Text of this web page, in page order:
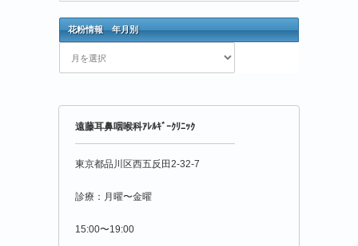
花粉情報 年月別
花
粉
遠藤耳鼻咽喉科ｱﾚﾙｷﾞｰｸﾘﾆｯｸ
東京都品川区西五反田2-32-7
診療：月曜〜金曜
15:00〜19:00